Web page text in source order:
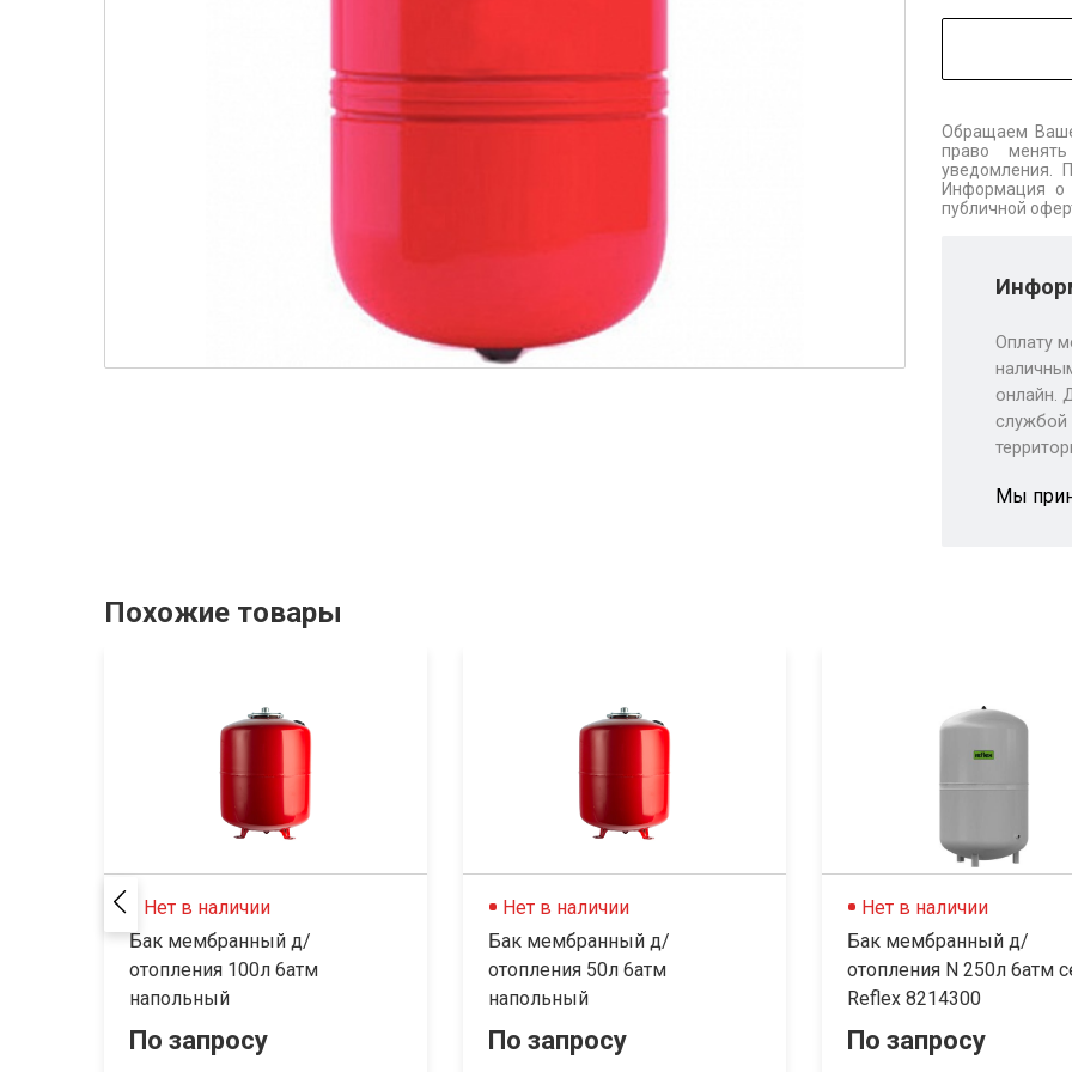
Обращаем
право менять
уведомления.
Информация о
публичной
Оплату
онлайн.
службой
Мы
Похожие товары
Нет в наличии
Бак мембранный д/
отопления 100л 6атм
напольный
По запросу
Нет в наличии
Бак мембранный д/
отопления 50л 6атм
напольный
По запросу
Нет в наличии
Бак мембранный д/
отопления N 250л 6атм
Reflex 8214300
По запросу